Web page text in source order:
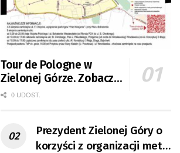
Tour de Pologne w
Zielonej Górze. Zobacz
zmiany w organizacji
0 UDOST.
Prezydent Zielonej Góry o
korzyści z organizacji mety